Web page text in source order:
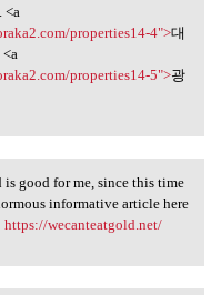
<a
properties14-4">대
properties14-5">광
is good
good for me, since this time
informative article here
https://wecanteatgold.net/